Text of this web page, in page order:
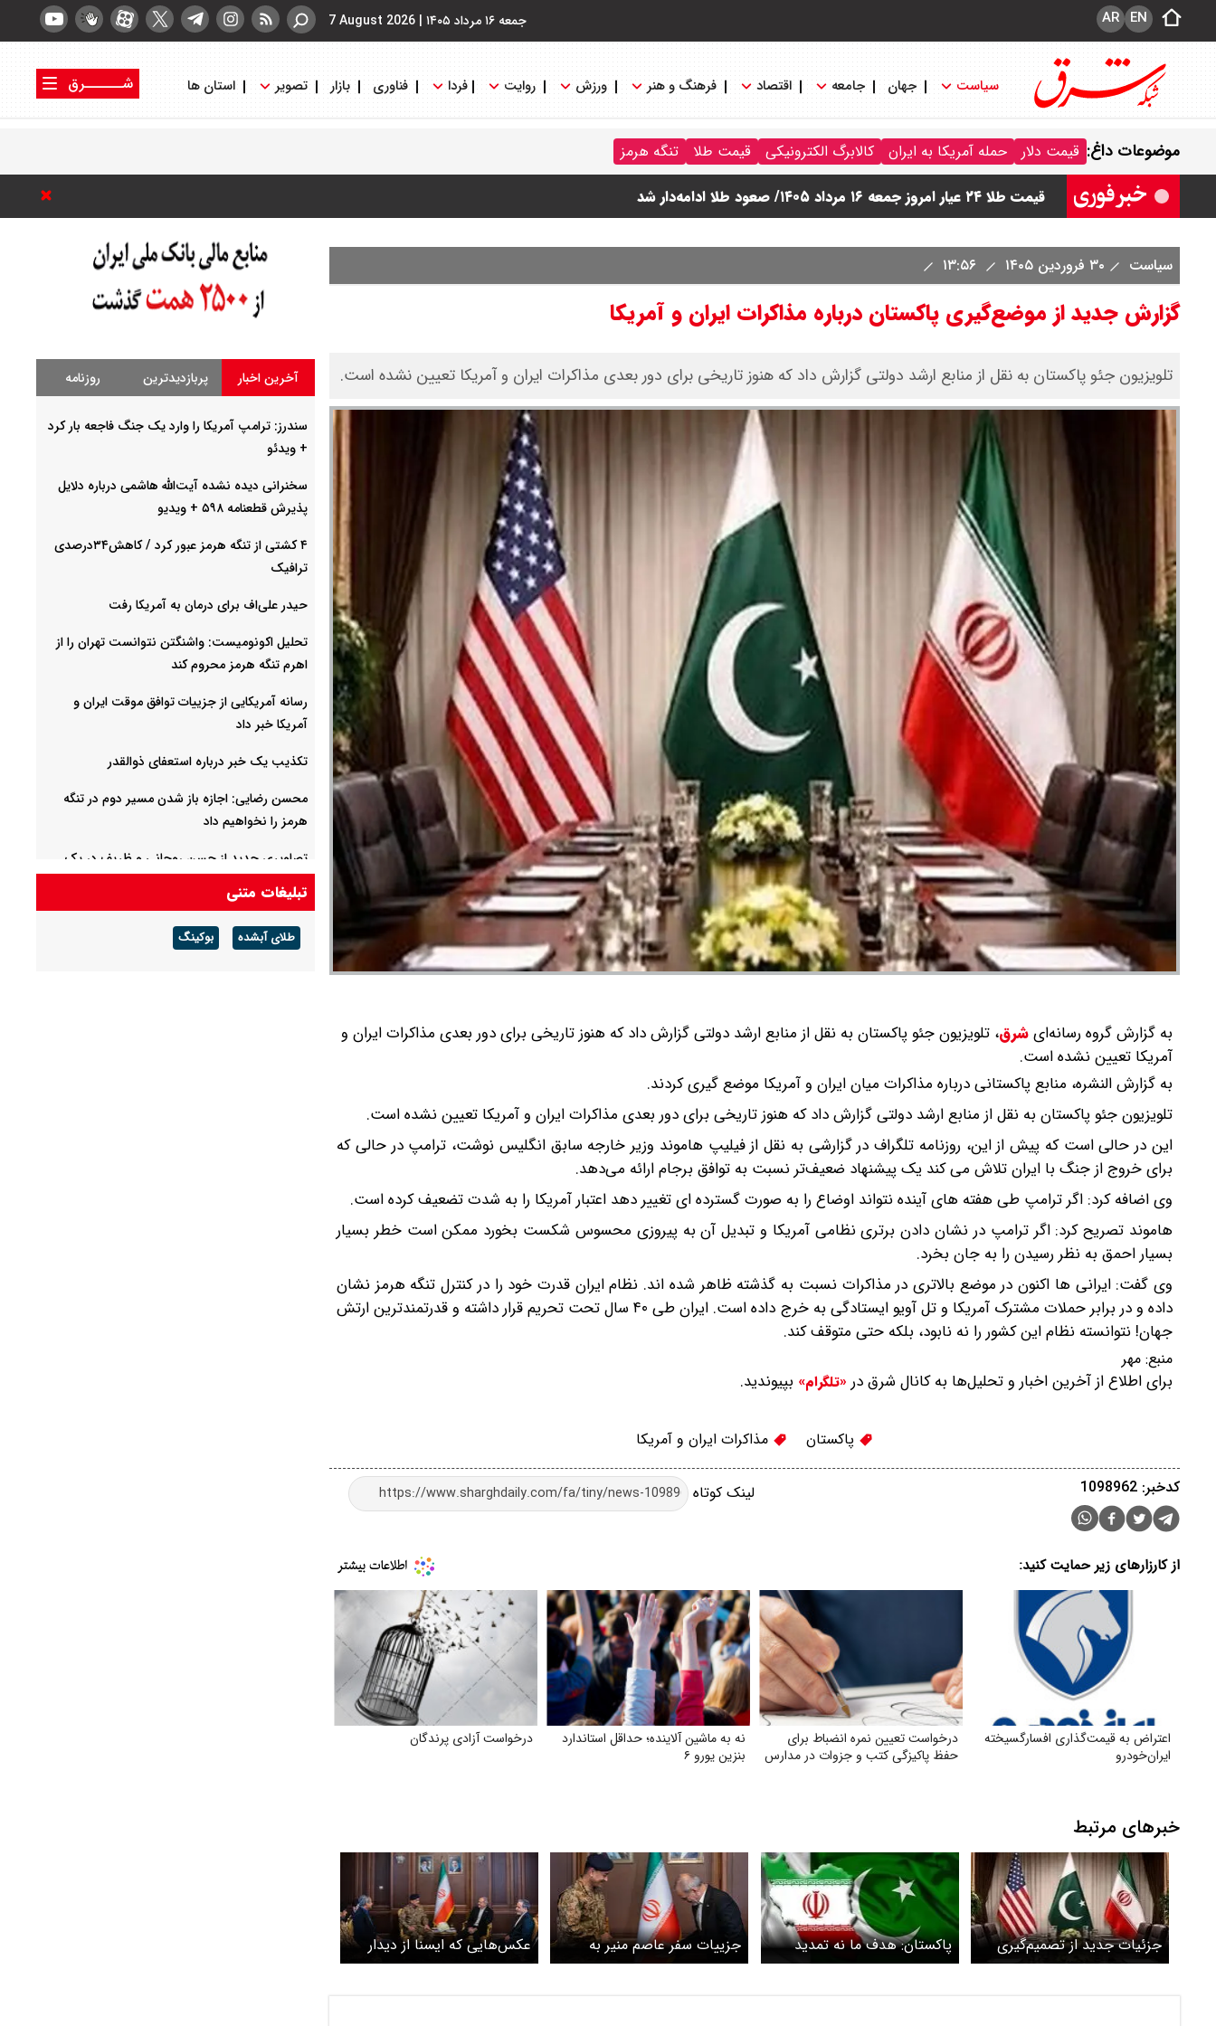
جمعه ۱۶ مرداد ۱۴۰۵ |
7 August 2026 EN
AR
سیاست جهان جامعه اقتصاد فرهنگ و هنر ورزش روایت فردا فناوری بازار تصویر استان ها
شــــــرق
موضوعات داغ: قیمت دلار حمله آمریکا به ایران کالابرگ الکترونیکی قیمت طلا تنگه هرمز
قیمت دینار عراق امروز جمعه ۱۶ مرداد ۱۴۰۵ اعلام شد + جدول
قیمت سکه امامی امروز جمعه ۱۶ مرداد ۱۴۰۵ اعلام شد/ کاهش قیمت سکه
قیمت طلا ۲۴ عیار امروز جمعه ۱۶ مرداد ۱۴۰۵/ صعود طلا ادامه‌دار شد
قیمت نفت امروز جمعه ۱۶ مرداد ۱۴۰۵ / نفت صعودی شد + جدول
سیاست ۳۰ فروردین ۱۴۰۵
گزارش جدید از موضع‌گیری پاکستان درباره مذاکرات ایران و آمریکا
تلویزیون جئو پاکستان به نقل از منابع ارشد دولتی گزارش داد که هنوز تاریخی برای دور بعدی مذاکرات ایران و آمریکا تعیین نشده است.
به گزارش گروه رسانه‌ایشرق، تلویزیون جئو پاکستان به نقل از منابع ارشد دولتی گزارش داد که هنوز تاریخی برای دور بعدی مذاکرات ایران و
آمریکا تعیین نشده است.
به گزارش النشره، منابع پاکستانی درباره مذاکرات میان ایران و آمریکا موضع گیری کردند.
تلویزیون جئو پاکستان به نقل از منابع ارشد دولتی گزارش داد که هنوز تاریخی برای دور بعدی مذاکرات ایران و آمریکا تعیین نشده است.
این در حالی است که پیش از این، روزنامه تلگراف در گزارشی به نقل از فیلیپ هاموند وزیر خارجه سابق انگلیس نوشت، ترامپ در حالی که
برای خروج از جنگ با ایران تلاش می کند یک پیشنهاد ضعیف‌تر نسبت به توافق برجام ارائه می‌دهد.
وی اضافه کرد: اگر ترامپ طی هفته های آینده نتواند اوضاع را به صورت گسترده ای تغییر دهد اعتبار آمریکا را به شدت تضعیف کرده است.
هاموند تصریح کرد: اگر ترامپ در نشان دادن برتری نظامی آمریکا و تبدیل آن به پیروزی محسوس شکست بخورد ممکن است خطر بسیار
بسیار احمق به نظر رسیدن را به جان بخرد.
وی گفت: ایرانی ها اکنون در موضع بالاتری در مذاکرات نسبت به گذشته ظاهر شده اند. نظام ایران قدرت خود را در کنترل تنگه هرمز نشان
داده و در برابر حملات مشترک آمریکا و تل آویو ایستادگی به خرج داده است. ایران طی ۴۰ سال تحت تحریم قرار داشته و قدرتمندترین ارتش
جهان! نتوانسته نظام این کشور را نه نابود، بلکه حتی متوقف کند.
منبع: مهر
برای اطلاع از آخرین اخبار و تحلیل‌ها به کانال شرق در «تلگرام» بپیوندید.
پاکستان مذاکرات ایران و آمریکا
لینک کوتاه کدخبر: 1098962
از کارزارهای زیر حمایت کنید:
اعتراض به قیمت‌گذاری افسارگسیخته
ایران‌خودرو
درخواست تعیین نمره انضباط برای
حفظ پاکیزگی کتب و جزوات در مدارس
نه به ماشین آلاینده؛ حداقل استاندارد
بنزین یورو ۶
درخواست آزادی پرندگان
خبرهای مرتبط
جزئیات جدید از تصمیم‌گیری
درباره دور بعدی مذاکرات ایران
پاکستان: هدف ما نه تمدید
آتش‌بس بلکه توقف جنگ است
جزییات سفر عاصم منیر به
ایران اعلام شد
عکس‌هایی که ایسنا از دیدار
فرمانده ارتش پاکستان با
آخرین اخبار پربازدیدترین روزنامه
سندرز: ترامپ آمریکا را وارد یک جنگ فاجعه بار کرد
+ ویدئو
سخنرانی دیده نشده آیت‌الله هاشمی درباره دلایل
پذیرش قطعنامه ۵۹۸ + ویدیو
۴ کشتی از تنگه هرمز عبور کرد / کاهش۳۴درصدی
ترافیک
حیدر علی‌اف برای درمان به آمریکا رفت
تحلیل اکونومیست: واشنگتن نتوانست تهران را از
اهرم تنگه هرمز محروم کند
رسانه آمریکایی از جزییات توافق موقت ایران و
آمریکا خبر داد
تکذیب یک خبر درباره استعفای ذوالقدر
محسن رضایی: اجازه باز شدن مسیر دوم در تنگه
هرمز را نخواهیم داد
تصاویری جدید از حسن روحانی و ظریف در یک
جلسه/ جهانگیری با ماسک آمد/ گپ و گفت علی
جنتی با رئیس جمهور سابق
پاسخ قالیباف به ترامپ: واقعیت‌ها را بپذیرید و به
تبلیغات متنی
طلای آبشده بوکینگ